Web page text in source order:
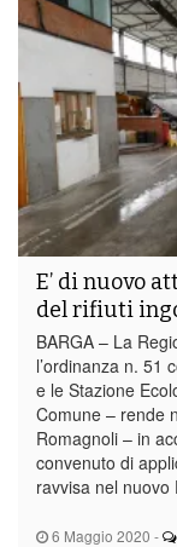
6 Maggio 2020 -
E’ di nuovo
del rifiuti
BARGA – La
l’ordinanza n. 51
e le Stazione
Comune – rende
Romagnoli – in
convenuto di
ravvisa nel nuovo